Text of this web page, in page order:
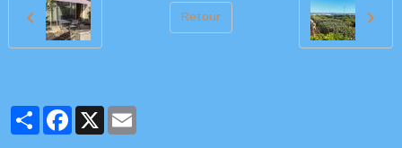
Retour
PartagerFacebook
X